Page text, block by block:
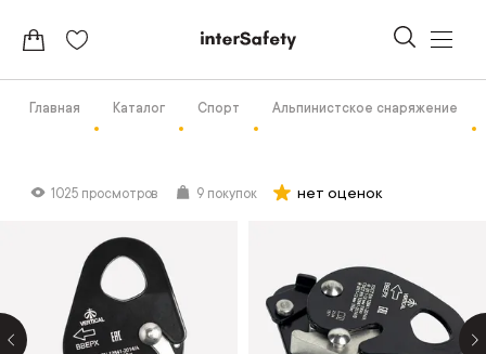
Главная Каталог Спорт Альпинистское снаряжение
1025 просмотров 9 покупок нет оценок